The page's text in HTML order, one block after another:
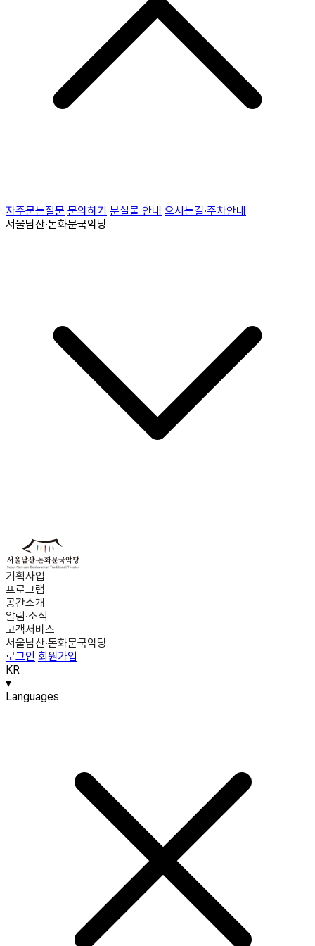
자주묻는질문 문의하기 분실물 안내 오시는길·주차안내
서울남산·돈화문국악당
기획사업
프로그램
공간소개
알림·소식
고객서비스
서울남산·돈화문국악당
로그인 회원가입
KR
▾
Languages